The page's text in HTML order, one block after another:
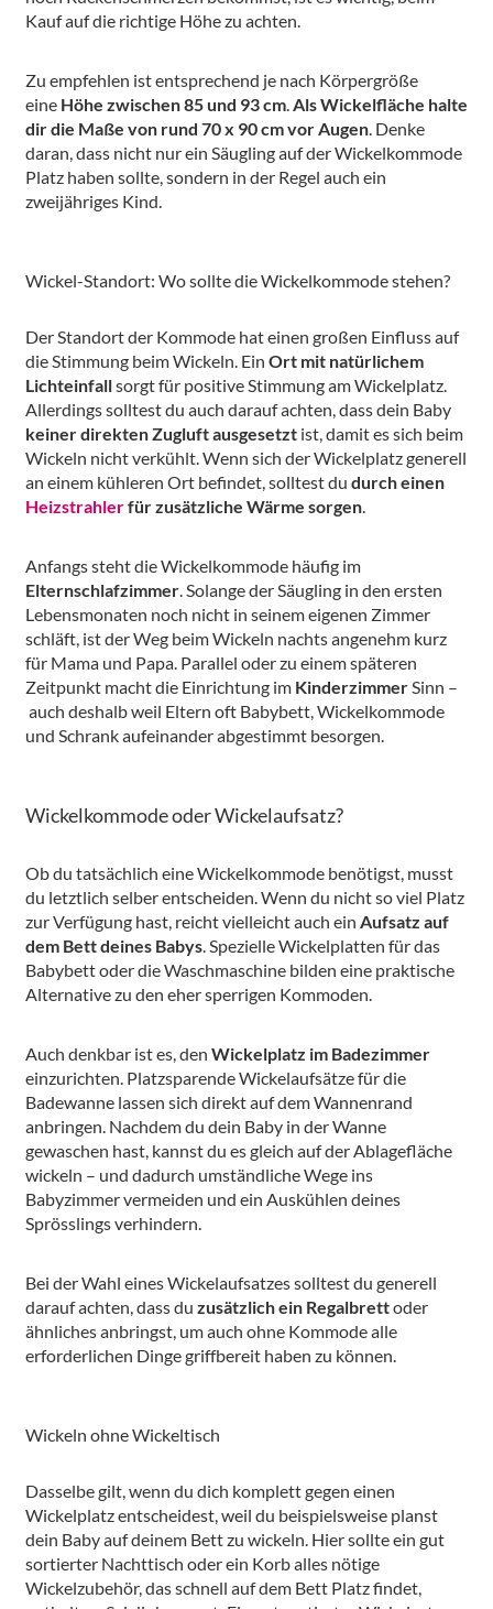
Kauf auf die richtige Höhe zu achten.
Zu empfehlen ist entsprechend je nach Körpergröße
eine Höhe zwischen 85 und 93 cm.Als Wickelfläche halte
dir die Maße von rund 70 x 90 cm vor Augen. Denke
daran, dass nicht nur ein Säugling auf der Wickelkommode
Platz haben sollte, sondern in der Regel auch ein
zweijähriges Kind.
Wickel-Standort: Wo sollte die Wickelkommode stehen?
Der Standort der Kommode hat einen großen Einfluss auf
die Stimmung beim Wickeln. Ein Ort mit natürlichem
Lichteinfallsorgt für positive Stimmung am Wickelplatz.
Allerdings solltest du auch darauf achten, dass dein Baby
keiner direkten Zugluft ausgesetztist, damit es sich beim
Wickeln nicht verkühlt. Wenn sich der Wickelplatz generell
an einem kühleren Ort befindet, solltest du durch einen
Heizstrahlerfür zusätzliche Wärme sorgen.
Anfangs steht die Wickelkommode häufig im
Elternschlafzimmer. Solange der Säugling in den ersten
Lebensmonaten noch nicht in seinem eigenen Zimmer
schläft, ist der Weg beim Wickeln nachts angenehm kurz
für Mama und Papa. Parallel oder zu einem späteren
Zeitpunkt macht die Einrichtung im KinderzimmerSinn –
auch deshalb weil Eltern oft Babybett, Wickelkommode
und Schrank aufeinander abgestimmt besorgen.
Wickelkommode oder Wickelaufsatz?
Ob du tatsächlich eine Wickelkommode benötigst, musst
du letztlich selber entscheiden. Wenn du nicht so viel Platz
zur Verfügung hast, reicht vielleicht auch ein Aufsatz auf
dem Bett deines Babys. Spezielle Wickelplatten für das
Babybett oder die Waschmaschine bilden eine praktische
Alternative zu den eher sperrigen Kommoden.
Auch denkbar ist es, den Wickelplatz im Badezimmer
einzurichten. Platzsparende Wickelaufsätze für die
Badewanne lassen sich direkt auf dem Wannenrand
anbringen. Nachdem du dein Baby in der Wanne
gewaschen hast, kannst du es gleich auf der Ablagefläche
wickeln – und dadurch umständliche Wege ins
Babyzimmer vermeiden und ein Auskühlen deines
Sprösslings verhindern.
Bei der Wahl eines Wickelaufsatzes solltest du generell
darauf achten, dass du zusätzlich ein Regalbrettoder
ähnliches anbringst, um auch ohne Kommode alle
erforderlichen Dinge griffbereit haben zu können.
Wickeln ohne Wickeltisch
Dasselbe gilt, wenn du dich komplett gegen einen
Wickelplatz entscheidest, weil du beispielsweise planst
dein Baby auf deinem Bett zu wickeln. Hier sollte ein gut
sortierter Nachttisch oder ein Korb alles nötige
Wickelzubehör, das schnell auf dem Bett Platz findet,